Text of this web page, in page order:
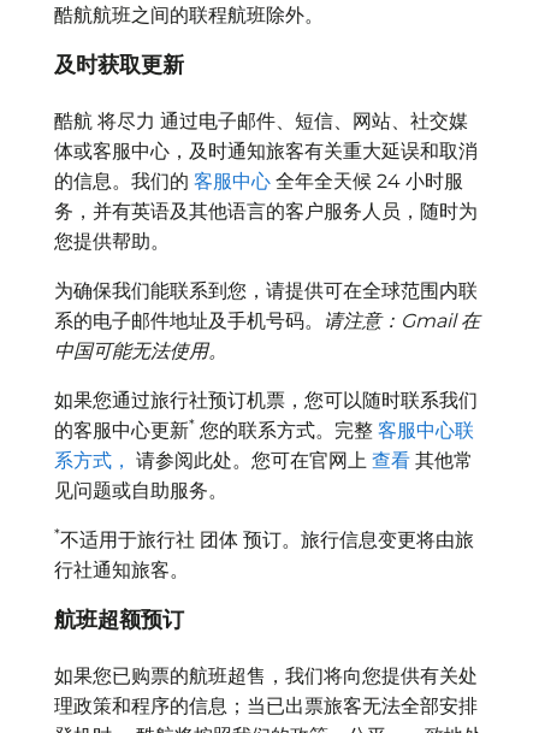
酷航航班之间的联程航班除外。
及时获取更新
酷航 将尽力 通过电子邮件、短信、网站、社交媒
体或客服中心，及时通知旅客有关重大延误和取消
的信息。我们的 客服中心 全年全天候 24 小时服
务，并有英语及其他语言的客户服务人员，随时为
您提供帮助。
为确保我们能联系到您，请提供可在全球范围内联
系的电子邮件地址及手机号码。
请注意：Gmail 在
中国可能无法使用。
如果您通过旅行社预订机票，您可以随时联系我们
的客服中心更新* 您的联系方式。完整 客服中心联
系方式， 请参阅此处。您可在官网上 查看 其他常
见问题或自助服务。
*不适用于旅行社 团体 预订。旅行信息变更将由旅
行社通知旅客。
航班超额预订
如果您已购票的航班超售，我们将向您提供有关处
理政策和程序的信息；当已出票旅客无法全部安排